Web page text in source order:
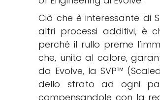
Ciò che è interessante di
altri processi additivi, è
perché il rullo preme
che, unito al calore,
da Evolve, la SVP™
dello strato ad ogni
compensandole con la